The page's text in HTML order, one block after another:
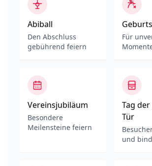
Abiball
Den Abschluss
gebührend feiern
Für
Vereinsjubiläum
Besondere
Meilensteine feiern
Tag
Tür
und